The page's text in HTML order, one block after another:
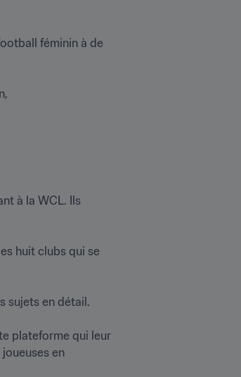
féminin à de
à la WCL. Ils
huit clubs qui se
sujets en détail.
plateforme qui leur
en